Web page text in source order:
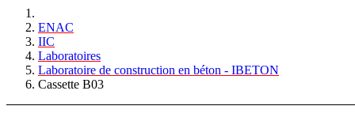
ENAC
IIC
Laboratoires
Laboratoire de construction en béton - IBETON
Cassette B03